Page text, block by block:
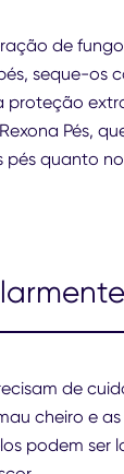
de
seque-os
proteção
Pés,
quanto
de
cheiro e
podem ser